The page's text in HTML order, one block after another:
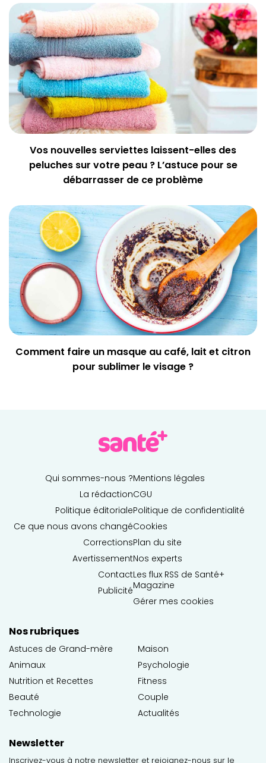
Vos nouvelles serviettes laissent-elles des
peluches sur votre peau ? L’astuce pour se
débarrasser de ce problème
Comment faire un masque au café, lait et citron
pour sublimer le visage ?
Qui sommes-nous ?
La rédaction
Politique éditoriale
Ce que nous avons changé
Corrections
Avertissement
Contact
Publicité
Mentions légales
CGU
Politique de confidentialité
Cookies
Plan du site
Nos experts
Les flux RSS de Santé+
Magazine
Gérer mes cookies
Nos rubriques
Astuces de Grand-mère
Animaux
Nutrition et Recettes
Beauté
Technologie
Maison
Psychologie
Fitness
Couple
Actualités
Newsletter
Inscrivez-vous à notre newsletter et rejoignez-nous sur le